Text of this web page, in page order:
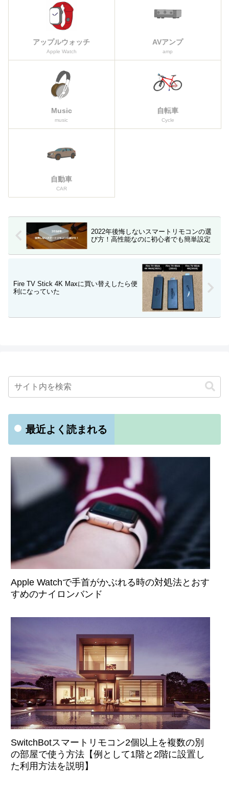
アップルウォッチ
Apple Watch
AVアンプ
amp
Music
music
自転車
Cycle
自動車
CAR
2022年後悔しないスマートリモコンの選
び方！高性能なのに初心者でも簡単設定
Fire TV Stick 4K Maxに買い替えしたら便
利になっていた
最近よく読まれる
Apple Watchで手首がかぶれる時の対処法とおす
すめのナイロンバンド
SwitchBotスマートリモコン2個以上を複数の別
の部屋で使う方法【例として1階と2階に設置し
た利用方法を説明】